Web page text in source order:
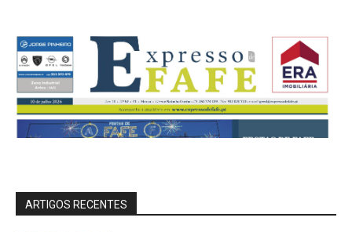
ARTIGOS RECENTES